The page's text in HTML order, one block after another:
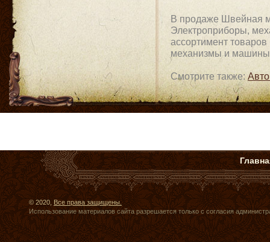
В продаже Швейная
Электроприборы,
ассортимент
механизмы и
Смотрите также:
© 2020,Все права защищены.
Использование материалов сайта разрешается только с согласия